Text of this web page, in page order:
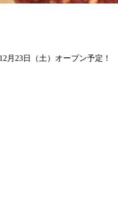
月23日（土）オープン予定！